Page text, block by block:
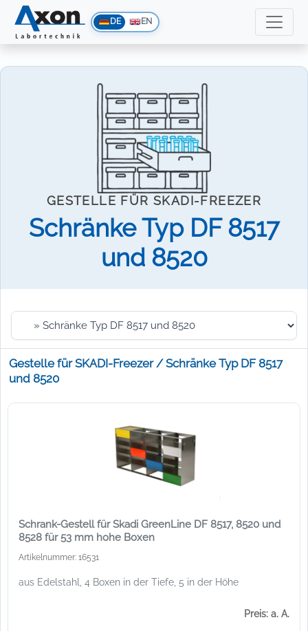
DE EN
GESTELLE FÜR SKADI-FREEZER
Schränke Typ DF 8517
und 8520
Gestelle für SKADI-Freezer / Schränke Typ DF 8517
und 8520
Schrank-Gestell für Skadi GreenLine DF 8517, 8520 und
8528 für 53 mm hohe Boxen
Artikelnummer: 16531
aus Edelstahl, 4 Boxen in der Tiefe, 5 in der Höhe
Preis: a. A.